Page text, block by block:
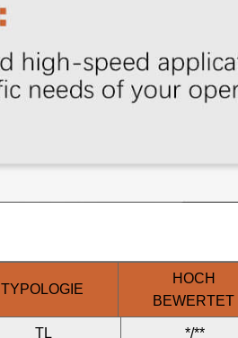
TYPOLOGIE
HOCH
BEWERTET
TL */**